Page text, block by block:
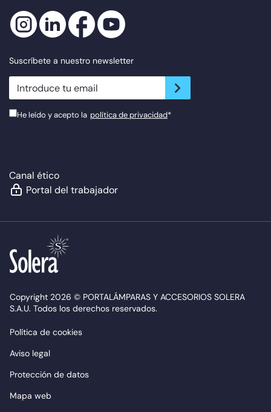
Suscríbete a nuestro newsletter
newsletter.suscribe
He leído y acepto la política de privacidad*
Canal ético
Portal del trabajador
Copyright 2026 © PORTALÁMPARAS Y ACCESORIOS SOLERA
S.A.U. Todos los derechos reservados.
Política de cookies
Aviso legal
Protección de datos
Mapa web